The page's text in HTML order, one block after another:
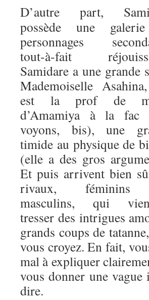
D’autre part,
possède une
personnages
tout-à-fait
Samidare a une grande
Mademoiselle
est la prof de
d’Amamiya à la fac
voyons, bis), une
timide au physique de
(elle a des gros
Et puis arrivent bien
rivaux,
masculins, qui
tresser des intrigues
grands coups de
vous croyez. En fait,
mal à expliquer
vous donner une
dire.